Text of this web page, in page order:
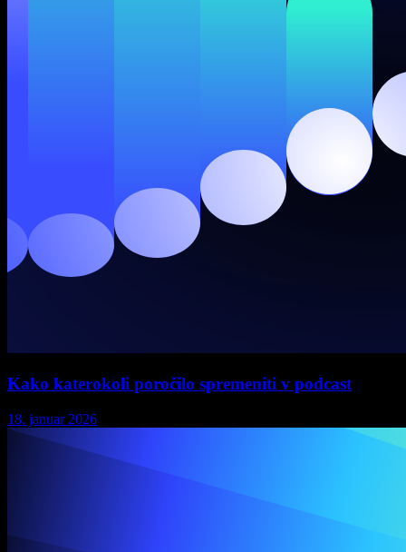
Kako katerokoli poročilo spremeniti v podcast
18. januar 2026